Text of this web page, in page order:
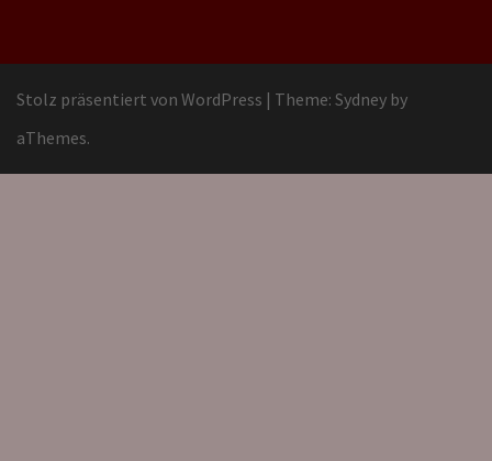
Stolz präsentiert von WordPress | Theme: Sydney by
aThemes.